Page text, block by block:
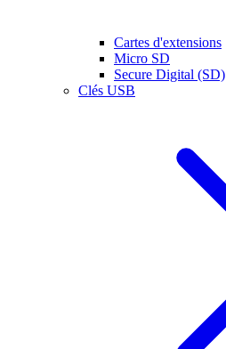
Cartes d'extensions
Micro SD
Secure Digital (SD)
Clés USB